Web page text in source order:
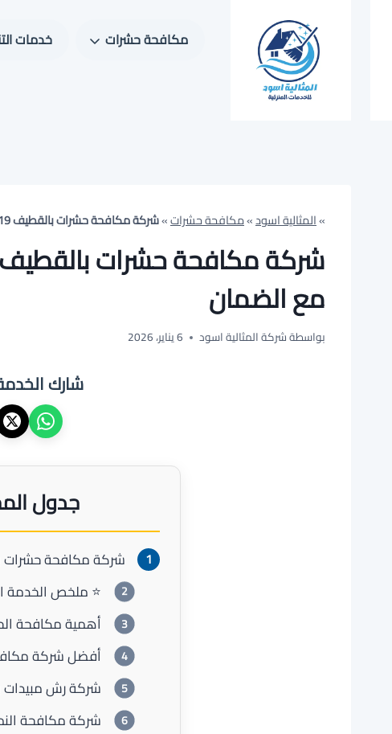
مكافحة حشرات خدمات
»المثالية اسود»مكافحة حشرات»شركة مكافحة حشرات بالقطيف 0550171619 | رش مبيدات مع الضمان
مع الضمان
بواسطةشركة المثالية اسود 6 يناير، 2026
شارك
جدول
شركة مكافحة حشرات
⭐ ملخص الخدمة
أهمية مكافحة
أفضل شركة
شركة رش مبيدات
شركة مكافحة